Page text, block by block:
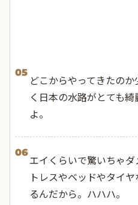
05
どこからやってきたの
く日本の水路がとても
よ。
06
エイくらいで驚いちゃ
トレスやベッドやタイ
るんだから。ハハハ。